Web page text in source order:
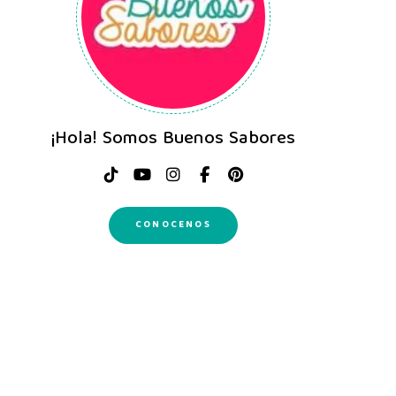
¡Hola! Somos Buenos Sabores
CONOCENOS